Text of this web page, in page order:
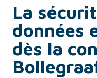
La
données
dès la